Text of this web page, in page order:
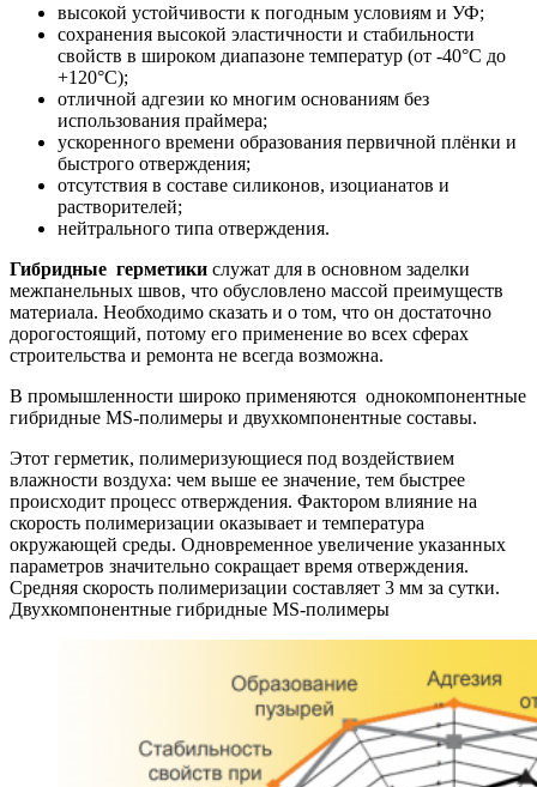
высокой устойчивости к погодным условиям и УФ;
сохранения высокой эластичности и стабильности
свойств в широком диапазоне температур (от -40°C до
+120°C);
отличной адгезии ко многим основаниям без
использования праймера;
ускоренного времени образования первичной плёнки и
быстрого отверждения;
отсутствия в составе силиконов, изоцианатов и
растворителей;
нейтрального типа отверждения.
Гибридные герметики служат для в основном заделки
межпанельных швов, что обусловлено массой преимуществ
материала. Необходимо сказать и о том, что он достаточно
дорогостоящий, потому его применение во всех сферах
строительства и ремонта не всегда возможна.
В промышленности широко применяются однокомпонентные
гибридные MS-полимеры и двухкомпонентные составы.
Этот герметик, полимеризующиеся под воздействием
влажности воздуха: чем выше ее значение, тем быстрее
происходит процесс отверждения. Фактором влияние на
скорость полимеризации оказывает и температура
окружающей среды. Одновременное увеличение указанных
параметров значительно сокращает время отверждения.
Средняя скорость полимеризации составляет 3 мм за сутки.
Двухкомпонентные гибридные MS-полимеры